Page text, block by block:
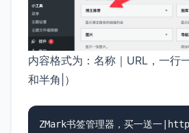
内容格式为：名称｜URL，一行
和半角|）
ZMark书签管理器，买一送